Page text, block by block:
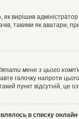
як вирішив
такими як аватари,
мене з цього
галочку напроти
пункт відсутній,
в списку онлайн